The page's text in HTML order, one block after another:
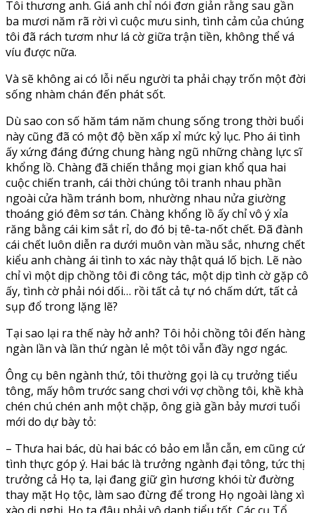
Tôi thương anh. Giá anh chỉ nói đơn giản rằng sau gần
ba mươi năm rã rời vì cuộc mưu sinh, tình cảm của chúng
tôi đã rách tươm như lá cờ giữa trận tiền, không thể vá
víu được nữa.
Và sẽ không ai có lỗi nếu người ta phải chạy trốn một đời
sống nhàm chán đến phát sốt.
Dù sao con số hăm tám năm chung sống trong thời buổi
này cũng đã có một độ bền xấp xỉ mức kỷ lục. Pho ái tình
ấy xứng đáng đứng chung hàng ngũ những chàng lực sĩ
khổng lồ. Chàng đã chiến thắng mọi gian khổ qua hai
cuộc chiến tranh, cái thời chúng tôi tranh nhau phần
ngoài cửa hầm tránh bom, nhường nhau nửa giường
thoáng gió đêm sơ tán. Chàng khổng lồ ấy chỉ vô ý xỉa
răng bằng cái kim sắt rỉ, do đó bị tê-ta-nốt chết. Đã đành
cái chết luôn diễn ra dưới muôn vàn mầu sắc, nhưng chết
kiểu anh chàng ái tình to xác này thật quá lố bịch. Lẽ nào
chỉ vì một dịp chồng tôi đi công tác, một dịp tình cờ gặp cô
ấy, tình cờ phải nói dối… rồi tất cả tự nó chấm dứt, tất cả
sụp đổ trong lặng lẽ?
Tại sao lại ra thế này hở anh? Tôi hỏi chồng tôi đến hàng
ngàn lần và lần thứ ngàn lẻ một tôi vẫn đầy ngơ ngác.
Ông cụ bên ngành thứ, tôi thường gọi là cụ trưởng tiểu
tông, mấy hôm trước sang chơi với vợ chồng tôi, khề khà
chén chú chén anh một chặp, ông già gần bảy mươi tuổi
mới do dự bày tỏ:
– Thưa hai bác, dù hai bác có bảo em lẫn cẫn, em cũng cứ
tình thực góp ý. Hai bác là trưởng ngành đại tông, tức thị
trưởng cả Họ ta, lại đang giữ gìn hương khói từ đường
thay mặt Họ tộc, làm sao đừng để trong Họ ngoài làng xì